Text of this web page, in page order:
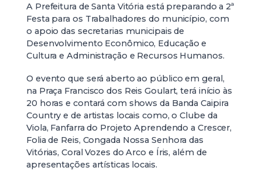
A Prefeitura de Santa Vitória está preparando a 2ª
Festa para os Trabalhadores do município, com
o apoio das secretarias municipais de
Desenvolvimento Econômico, Educação e
Cultura e Administração e Recursos Humanos.
O evento que será aberto ao público em geral,
na Praça Francisco dos Reis Goulart, terá início às
20 horas e contará com shows da Banda Caipira
Country e de artistas locais como, o Clube da
Viola, Fanfarra do Projeto Aprendendo a Crescer,
Folia de Reis, Congada Nossa Senhora das
Vitórias, Coral Vozes do Arco e Íris, além de
apresentações artísticas locais.